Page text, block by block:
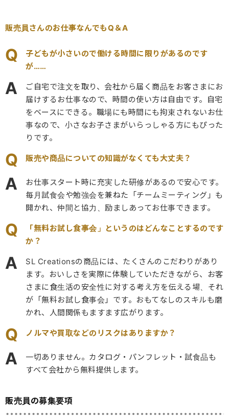
販売員さんのお仕事なんでもQ＆A
Q
子どもが小さいので働ける時間に限りがあるのです
が……
A
ご自宅で注文を取り、会社から届く商品をお客さまにお
届けするお仕事なので、時間の使い方は自由です。自宅
をベースにできる。職場にも時間にも拘束されないお仕
事なので、小さなお子さまがいらっしゃる方にもぴった
りです。
Q 販売や商品についての知識がなくても大丈夫？
A
お仕事スタート時に充実した研修があるので安心です。
毎月試食会や勉強会を兼ねた「チームミーティング」も
開かれ、仲間と協力、励ましあってお仕事できます。
Q
「無料お試し食事会」というのはどんなことするのです
か？
A
SL Creationsの商品には、たくさんのこだわりがあり
ます。おいしさを実際に体験していただきながら、お客
さまに食生活の安全性に対する考え方を伝える場、それ
が「無料お試し食事会」です。おもてなしのスキルも磨
かれ、人間関係もますます広がります。
Q ノルマや買取などのリスクはありますか？
A
一切ありません。カタログ・パンフレット・試食品も
すべて会社から無料提供します。
販売員の募集要項